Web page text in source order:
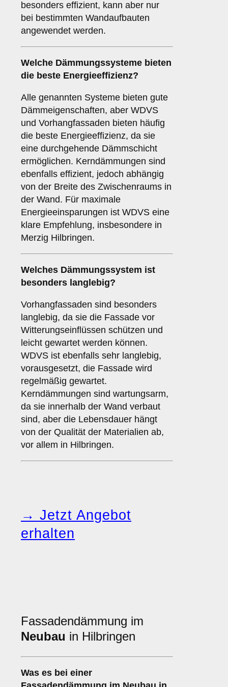
besonders effizient, kann aber nur
bei bestimmten Wandaufbauten
angewendet werden.
Welche Dämmungssysteme bieten
die beste Energieeffizienz?
Alle genannten Systeme bieten gute
Dämmeigenschaften, aber WDVS
und Vorhangfassaden bieten häufig
die beste Energieeffizienz, da sie
eine durchgehende Dämmschicht
ermöglichen. Kerndämmungen sind
ebenfalls effizient, jedoch abhängig
von der Breite des Zwischenraums in
der Wand. Für maximale
Energieeinsparungen ist WDVS eine
klare Empfehlung, insbesondere in
Merzig Hilbringen.
Welches Dämmungssystem ist
besonders langlebig?
Vorhangfassaden sind besonders
langlebig, da sie die Fassade vor
Witterungseinflüssen schützen und
leicht gewartet werden können.
WDVS ist ebenfalls sehr langlebig,
vorausgesetzt, die Fassade wird
regelmäßig gewartet.
Kerndämmungen sind wartungsarm,
da sie innerhalb der Wand verbaut
sind, aber die Lebensdauer hängt
von der Qualität der Materialien ab,
vor allem in Hilbringen.
→ Jetzt Angebot
erhalten
Fassadendämmung im
Neubau in Hilbringen
Was es bei einer